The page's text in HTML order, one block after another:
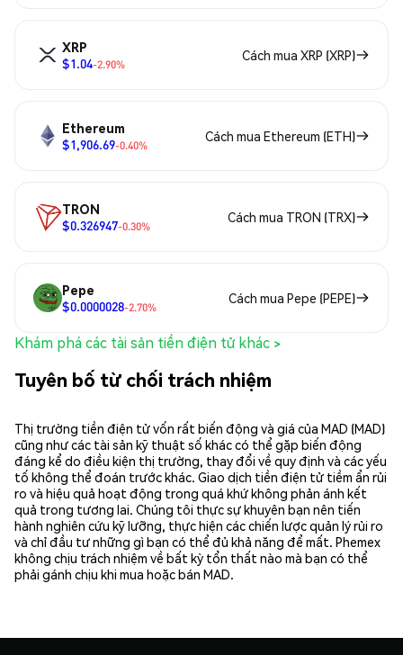
XRP
$1.04-2.90%
Cách mua XRP (XRP)
Ethereum
$1,906.69-0.40%
Cách mua Ethereum (ETH)
TRON
$0.326947-0.30%
Cách mua TRON (TRX)
Pepe
$0.0000028-2.70%
Cách mua Pepe (PEPE)
Khám phá các tài sản tiền điện tử khác >
Tuyên bố từ chối trách nhiệm
Thị trường tiền điện tử vốn rất biến động và giá của MAD (MAD)
cũng như các tài sản kỹ thuật số khác có thể gặp biến động
đáng kể do điều kiện thị trường, thay đổi về quy định và các yếu
tố không thể đoán trước khác. Giao dịch tiền điện tử tiềm ẩn rủi
ro và hiệu quả hoạt động trong quá khứ không phản ánh kết
quả trong tương lai. Chúng tôi thực sự khuyên bạn nên tiến
hành nghiên cứu kỹ lưỡng, thực hiện các chiến lược quản lý rủi ro
và chỉ đầu tư những gì bạn có thể đủ khả năng để mất. Phemex
không chịu trách nhiệm về bất kỳ tổn thất nào mà bạn có thể
phải gánh chịu khi mua hoặc bán MAD.